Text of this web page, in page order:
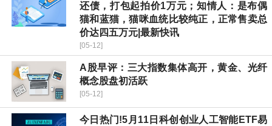
还债，打包起拍价1万元；知情人：是布偶
猫和蓝猫，猫咪血统比较纯正，正常售卖总
价达四五万元|最新快讯
[05-12]
A股早评：三大指数集体高开，黄金、光纤
概念股盘初活跃
[05-12]
今日热门!5月11日科创创业人工智能ETF易